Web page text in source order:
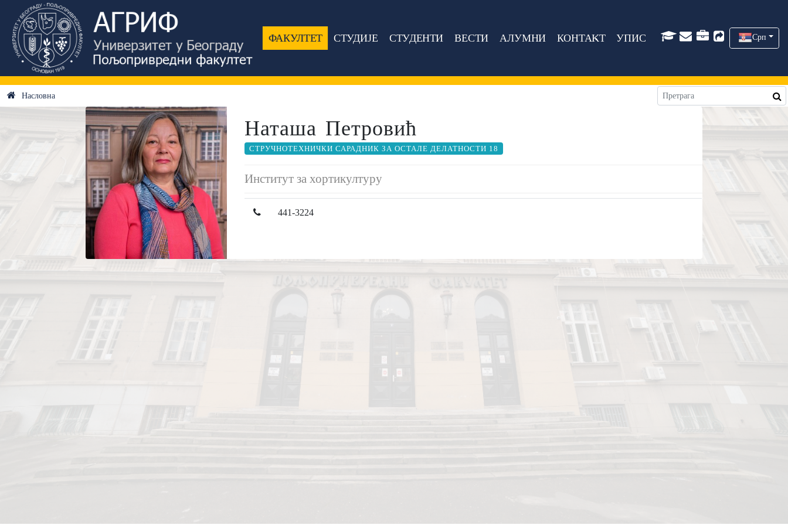
ФАКУЛТЕТ СТУДИЈЕ СТУДЕНТИ ВЕСТИ АЛУМНИ КОНТАКТ УПИС Срп
Насловна
Наташа Петровић
СТРУЧНОТЕХНИЧКИ САРАДНИК ЗА ОСТАЛЕ ДЕЛАТНОСТИ 18
Институт за хортикултуру
441-3224